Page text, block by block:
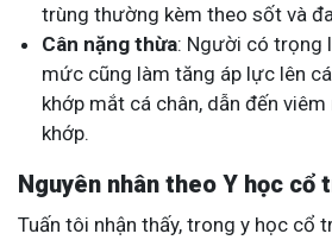
trùng thường kèm theo sốt và
Cân nặng thừa: Người có trọng
mức cũng làm tăng áp lực lên
khớp mắt cá chân, dẫn đến
khớp.
Nguyên nhân theo Y học cổ
Tuấn tôi nhận thấy, trong y học cổ